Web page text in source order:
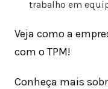
trabalho em
Veja como a
com o TPM!
Conheça mais